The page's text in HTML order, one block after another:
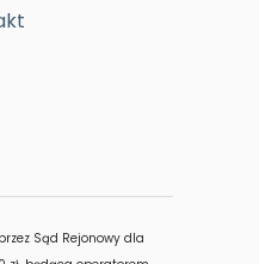
Sąd Rejonowy dla